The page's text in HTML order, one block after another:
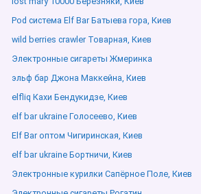
Pod система Elf Bar Батыева гора, Киев
wild berries crawler Товарная, Киев
Электронные сигареты Жмеринка
эльф бар Джона Маккейна, Киев
elfliq Кахи Бендукидзе, Киев
elf bar ukraine Голосеево, Киев
Elf Bar оптом Чигиринская, Киев
elf bar ukraine Бортничи, Киев
Электронные курилки Сапёрное Поле, Киев